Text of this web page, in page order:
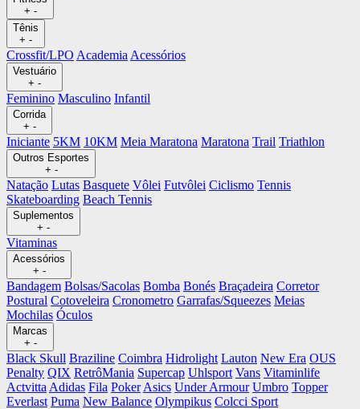
+ -
Tênis
+ -
Crossfit/LPO Academia Acessórios
Vestuário
+ -
Feminino Masculino Infantil
Corrida
+ -
Iniciante 5KM 10KM Meia Maratona Maratona Trail Triathlon
Outros Esportes
+ -
Natação Lutas Basquete Vôlei Futvôlei Ciclismo Tennis
Skateboarding Beach Tennis
Suplementos
+ -
Vitaminas
Acessórios
+ -
Bandagem Bolsas/Sacolas Bomba Bonés Braçadeira Corretor
Postural Cotoveleira Cronometro Garrafas/Squeezes Meias
Mochilas Óculos
Marcas
+ -
Black Skull Braziline Coimbra Hidrolight Lauton New Era OUS
Penalty QIX RetrôMania Supercap Uhlsport Vans Vitaminlife
Actvitta Adidas Fila Poker Asics Under Armour Umbro Topper
Everlast Puma New Balance Olympikus Colcci Sport